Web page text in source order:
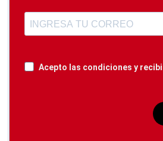
Acepto las condiciones y